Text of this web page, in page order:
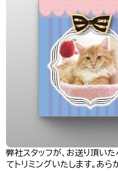
弊社スタッフが、お送り頂い
てトリミングいたします。あら